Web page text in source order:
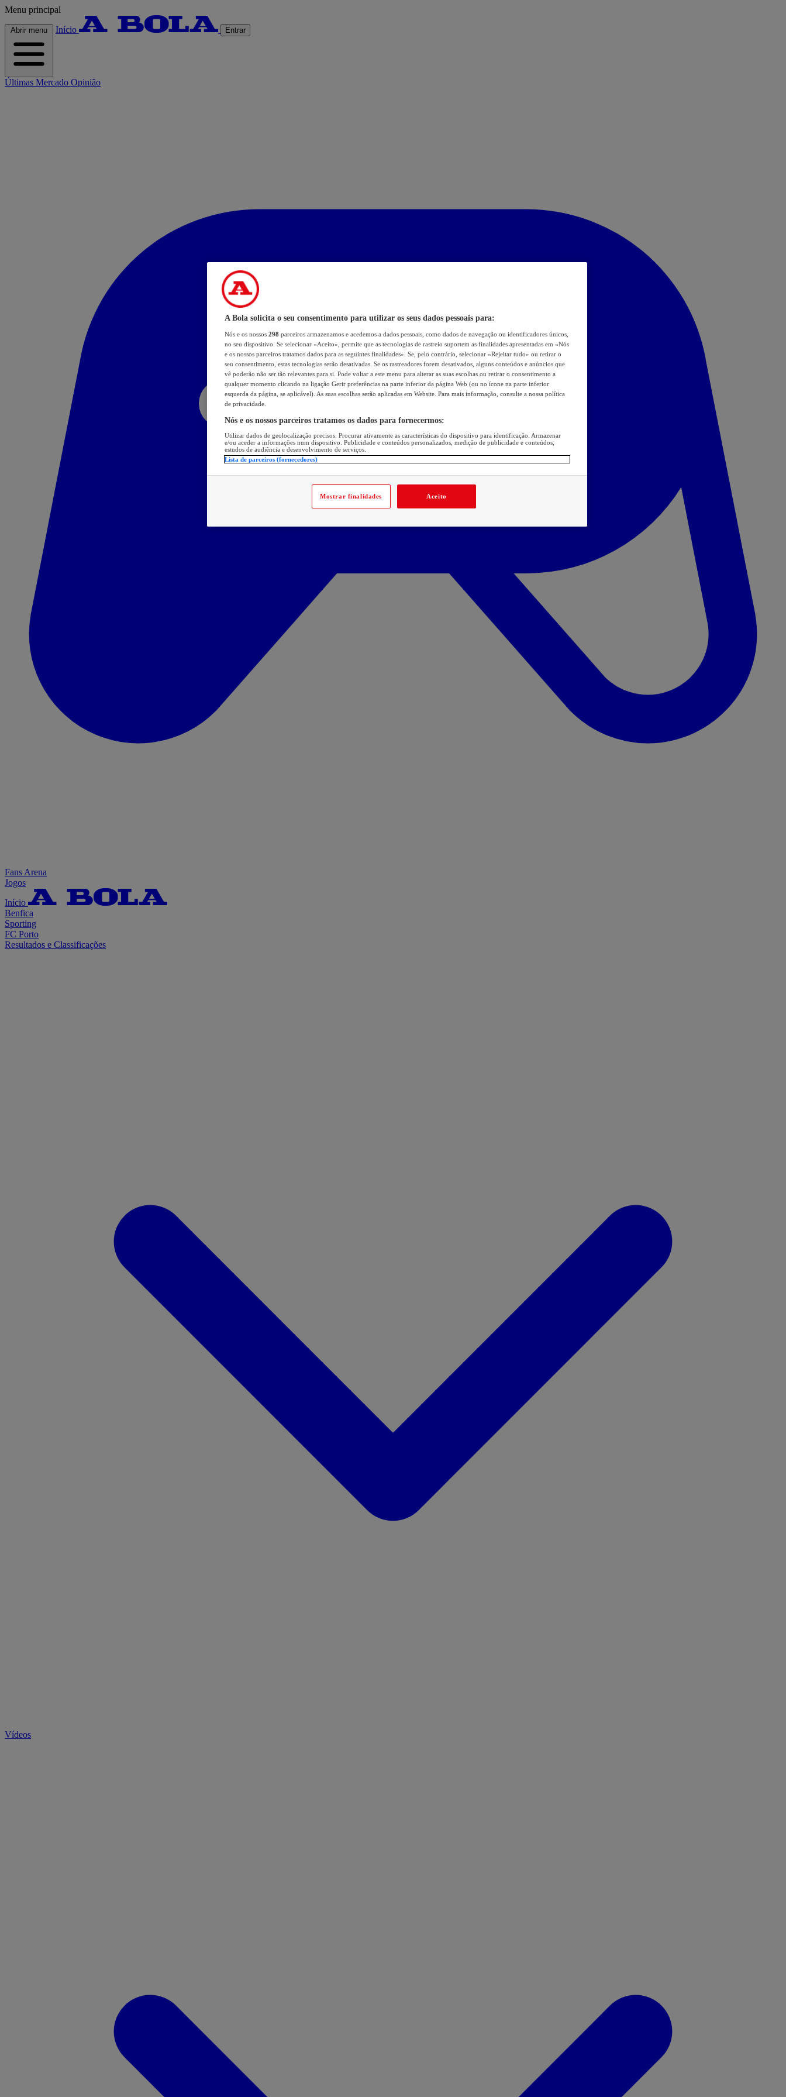
Menu principal
Abrir menu Início Entrar
Últimas Mercado Opinião
Fans Arena
Jogos
Início
Benfica
Sporting
FC Porto
Resultados e Classificações
Vídeos
A Bola solicita o seu consentimento para utilizar os seus dados pessoais para:
Nós e os nossos 298 parceiros armazenamos e acedemos a dados pessoais, como dados de navegação ou identificadores únicos,
no seu dispositivo. Se selecionar «Aceito», permite que as tecnologias de rastreio suportem as finalidades apresentadas em «Nós
e os nossos parceiros tratamos dados para as seguintes finalidades». Se, pelo contrário, selecionar «Rejeitar tudo» ou retirar o
seu consentimento, estas tecnologias serão desativadas. Se os rastreadores forem desativados, alguns conteúdos e anúncios que
vê poderão não ser tão relevantes para si. Pode voltar a este menu para alterar as suas escolhas ou retirar o consentimento a
qualquer momento clicando na ligação Gerir preferências na parte inferior da página Web (ou no ícone na parte inferior
esquerda da página, se aplicável). As suas escolhas serão aplicadas em Website. Para mais informação, consulte a nossa política
de privacidade.
Nós e os nossos parceiros tratamos os dados para fornecermos:
Utilizar dados de geolocalização precisos. Procurar ativamente as características do dispositivo para identificação. Armazenar
e/ou aceder a informações num dispositivo. Publicidade e conteúdos personalizados, medição de publicidade e conteúdos,
estudos de audiência e desenvolvimento de serviços.
Lista de parceiros (fornecedores)
Mostrar finalidades Aceito